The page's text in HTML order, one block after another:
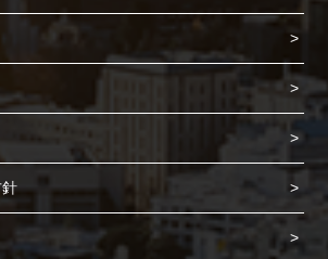
ると、ブラウザに情報が保存される、またはブラウ
得されることがあります。情報の主な保存先は
るのはサイト訪問者に関する情報、サイト訪問者
報などです。これらの情報はサイトを正常に機能さ
ます。個人を直接特定できる情報が保存されること